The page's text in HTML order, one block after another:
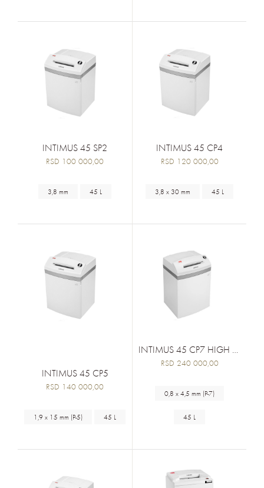
INTIMUS 45 SP2
RSD 100 000,00
3,8 mm 45 L
INTIMUS 45 CP4
RSD 120 000,00
3,8 x 30 mm 45 L
INTIMUS 45 CP5
RSD 140 000,00
1,9 x 15 mm (P-5) 45 L
INTIMUS 45 CP7 HIGH SECURITY
RSD 240 000,00
0,8 x 4,5 mm (P-7)
45 L